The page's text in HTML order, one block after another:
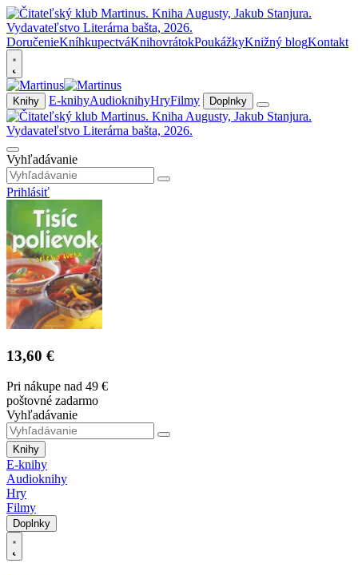
DoručenieKníhkupectváKnihovrátokPoukážkyKnižný blogKontakt
Knihy E-knihyAudioknihyHryFilmy Doplnky
Vyhľadávanie
Prihlásiť
13,60 €
Pri nákupe nad 49 €
poštovné zadarmo
Vyhľadávanie
Knihy
E-knihy
Audioknihy
Hry
Filmy
Doplnky